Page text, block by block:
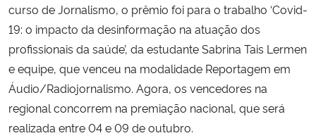
Ministério da Mulher, da Família e dos Direitos Humanos
Secretaria-Geral
Secretaria de Governo
Gabinete de Segurança Institucional
curso de Jornalismo, o prêmio foi para o trabalho ‘Covid-
19: o impacto da desinformação na atuação dos
profissionais da saúde’, da estudante Sabrina Tais Lermen
e equipe, que venceu na modalidade Reportagem em
Áudio/Radiojornalismo. Agora, os vencedores na
regional concorrem na premiação nacional, que será
realizada entre 04 e 09 de outubro.